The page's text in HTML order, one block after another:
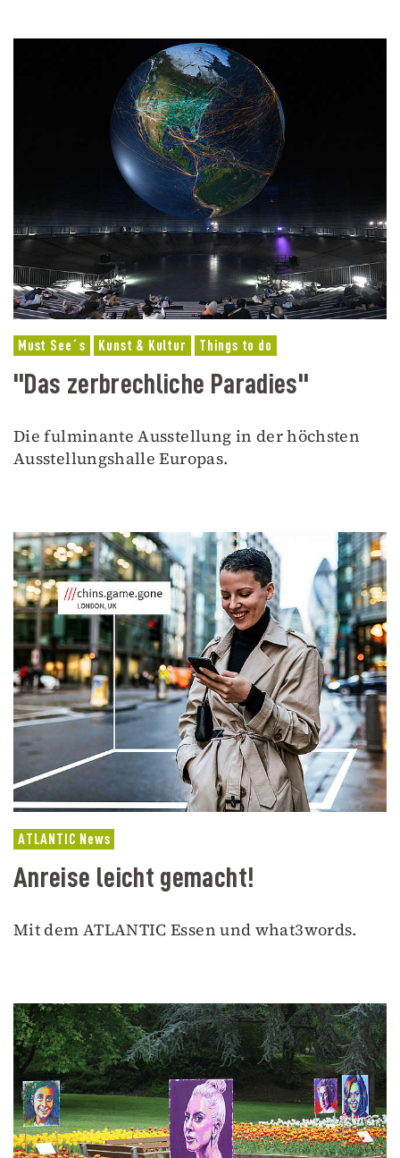
Must See´s Kunst & Kultur Things to do
"Das zerbrechliche Paradies"
Die fulminante Ausstellung in der höchsten
Ausstellungshalle Europas.
ATLANTIC News
Anreise leicht gemacht!
Mit dem ATLANTIC Essen und what3words.